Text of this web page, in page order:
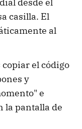
desde el
casilla. El
al
el código
y
e
la pantalla de